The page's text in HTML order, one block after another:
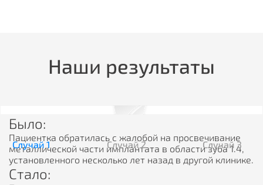
Наши результаты
Случай1 Случай2 Случай3
Было:
Пациентка обратилась с жалобой на просвечивание
металлической части имплантата в области зуба 1.4,
установленного несколько лет назад в другой клинике.
Стало: